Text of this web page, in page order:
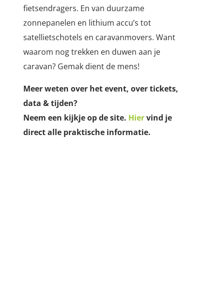
fietsendragers. En van duurzame
zonnepanelen en lithium accu’s tot
satellietschotels en caravanmovers. Want
waarom nog trekken en duwen aan je
caravan? Gemak dient de mens!
Meer weten over het event, over tickets,
data & tijden?
Neem een kijkje op de site. Hiervind je
direct alle praktische informatie.